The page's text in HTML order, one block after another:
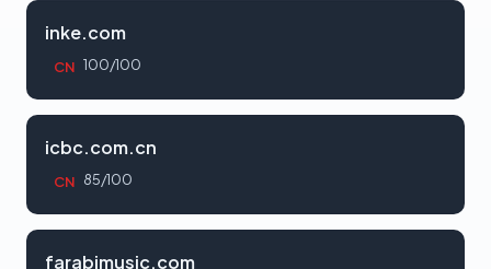
inke.com
CN 100/100
icbc.com.cn
CN 85/100
farabimusic.com